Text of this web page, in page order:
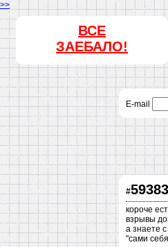
>>
ВСЕ
ЗАЕБАЛО!
E-mail
#59383
короче
взрывы
а знаете
"сами